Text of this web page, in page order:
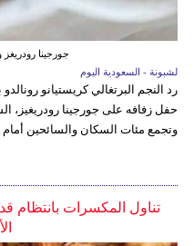
جورجينا رودريغز
لشبونة - السعودية اليوم
رد النجم البرتغالي كريستيانو
حفل زفافه على جورجينا رودريغيز،
وتجمع مئات السكان والسائحين أمام
تناول المكسرات بانتظام